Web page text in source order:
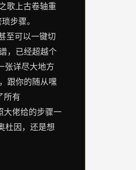
歌上古卷轴重
步骤。
至可以一键切
，已经超越个
张详尽大地方
跟你的随从嘿
所有
大佬给的步骤一
杜因，还是想